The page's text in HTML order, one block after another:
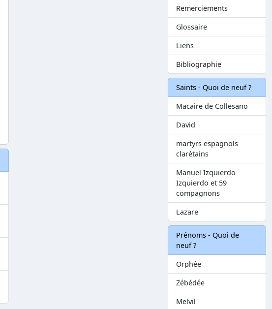
Remerciements
Glossaire
Liens
Bibliographie
Saints - Quoi de neuf ?
Macaire de Collesano
David
martyrs espagnols
clarétains
Manuel Izquierdo
Izquierdo et 59
compagnons
Lazare
Prénoms - Quoi de
neuf ?
Orphée
Zébédée
Melvil